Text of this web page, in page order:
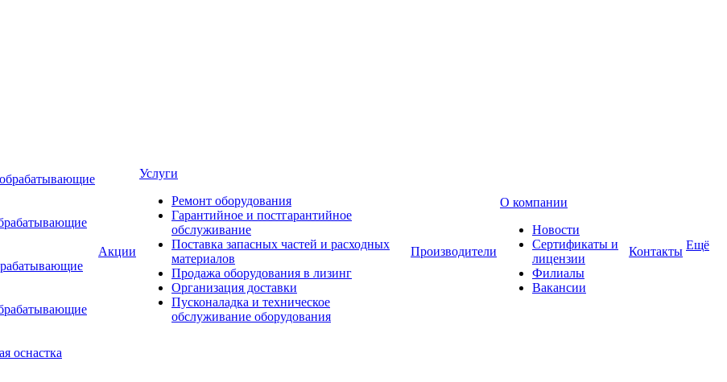
оснастка
Акции
Услуги
Ремонт оборудования
Гарантийное и постгарантийное
обслуживание
Поставка запасных частей и расходных
материалов
Продажа оборудования в лизинг
Организация доставки
Пусконаладка и техническое
обслуживание оборудования
Производители
О компании
Новости
Сертификаты и
лицензии
Филиалы
Вакансии
Контакты Ещё